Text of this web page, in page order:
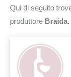
Qui di seguito
produttore Braida.